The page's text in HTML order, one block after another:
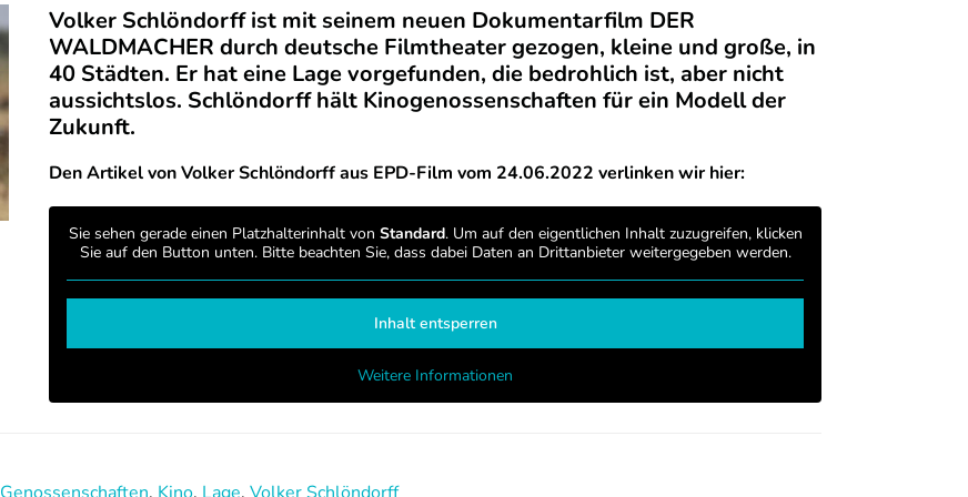
Volker Schlöndorff ist mit seinem neuen ­Dokumentarfilm DER
WALDMACHER durch deutsche Filmtheater ­gezogen, kleine und große, in
40 Städten. Er hat eine Lage vorgefunden, die bedrohlich ist, aber nicht
aussichtslos. Schlöndorff hält Kinogenossenschaften für ein Modell der
Zukunft.
Den Artikel von Volker Schlöndorff aus EPD-Film vom 24.06.2022 verlinken wir hier:
Sie sehen gerade einen Platzhalterinhalt von Standard. Um auf den eigentlichen Inhalt zuzugreifen, klicken
Sie auf den Button unten. Bitte beachten Sie, dass dabei Daten an Drittanbieter weitergegeben werden.
Inhalt entsperren
Weitere Informationen